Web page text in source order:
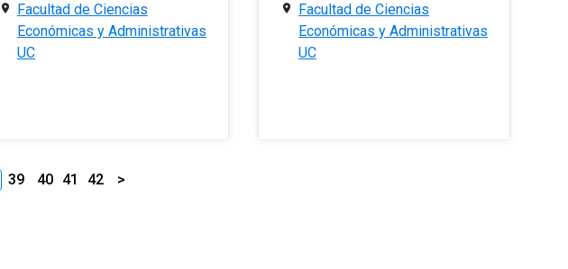
Facultad de Ciencias
Económicas y Administrativas
UC
Facultad de Ciencias
Económicas y Administrativas
UC
39 40 41 42 >